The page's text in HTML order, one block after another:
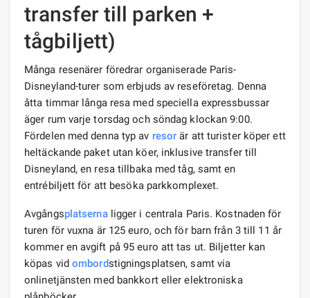
transfer till parken +
tågbiljett)
Många resenärer föredrar organiserade Paris-
Disneyland-turer som erbjuds av reseföretag. Denna
åtta timmar långa resa med speciella expressbussar
äger rum varje torsdag och söndag klockan 9:00.
Fördelen med denna typ av resor är att turister köper ett
heltäckande paket utan köer, inklusive transfer till
Disneyland, en resa tillbaka med tåg, samt en
entrébiljett för att besöka parkkomplexet.
Avgångsplatsernaligger i centrala Paris. Kostnaden för
turen för vuxna är 125 euro, och för barn från 3 till 11 år
kommer en avgift på 95 euro att tas ut. Biljetter kan
köpas vid ombordstigningsplatsen, samt via
onlinetjänsten med bankkort eller elektroniska